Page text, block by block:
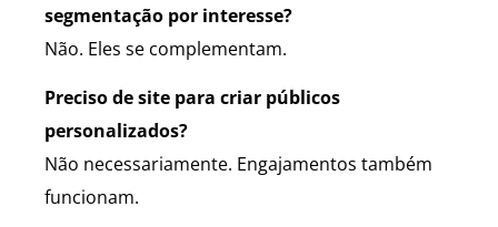
segmentação por interesse?
Não. Eles se complementam.
Preciso de site para criar públicos
personalizados?
Não necessariamente. Engajamentos também
funcionam.